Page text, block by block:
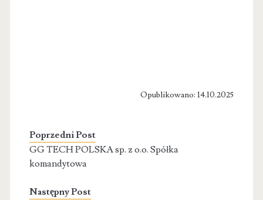
Opublikowano: 14.10.2025
Poprzedni Post
GG TECH POLSKA sp. z o.o. Spółka
komandytowa
Następny Post